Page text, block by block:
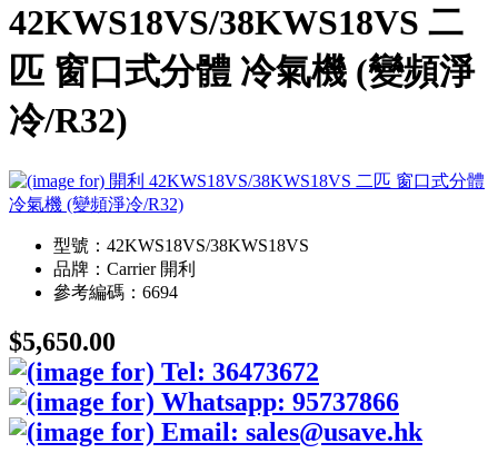
42KWS18VS/38KWS18VS 二
匹 窗口式分體 冷氣機 (變頻淨
冷/R32)
型號：42KWS18VS/38KWS18VS
品牌：Carrier 開利
參考編碼：6694
$5,650.00